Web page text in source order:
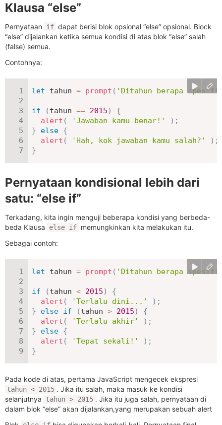
Klausa “else”
Pernyataan if dapat berisi blok opsional “else” opsional. Block
“else” dijalankan ketika semua kondisi di atas blok “else” salah
(false) semua.
Contohnya:
let tahun = prompt ( 'Ditahun berapa
if (tahun == 2015)
{
alert ( 'Jawaban kamu benar!' ) ;
}
else {
alert ( 'Hah, kok jawaban kamu salah?' ) ;
}
Pernyataan kondisional lebih dari
satu: “else if”
Terkadang, kita ingin menguji beberapa kondisi yang berbeda-
beda Klausa
else if memungkinkan kita melakukan itu.
Sebagai contoh:
let tahun = prompt ( 'Ditahun berapa
if (tahun < 2015)
{
alert ( 'Terlalu dini...' ) ;
}
else if (tahun > 2015)
{
alert ( 'Terlalu akhir' ) ;
}
else {
alert ( 'Tepat sekali!' ) ;
}
Pada kode di atas, pertama JavaScript mengecek ekspresi
tahun < 2015 . Jika itu salah, maka masuk ke kondisi
selanjutnya
tahun > 2015 . Jika itu juga salah, pernyataan di
dalam blok “else” akan dijalankan,yang merupakan sebuah alert